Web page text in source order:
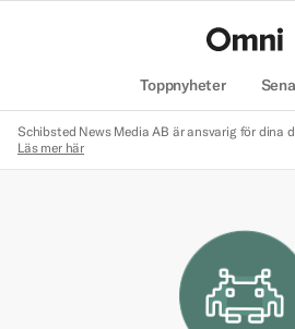
Toppnyheter
Schibsted News Media AB är ansvarig för dina
Läs mer här